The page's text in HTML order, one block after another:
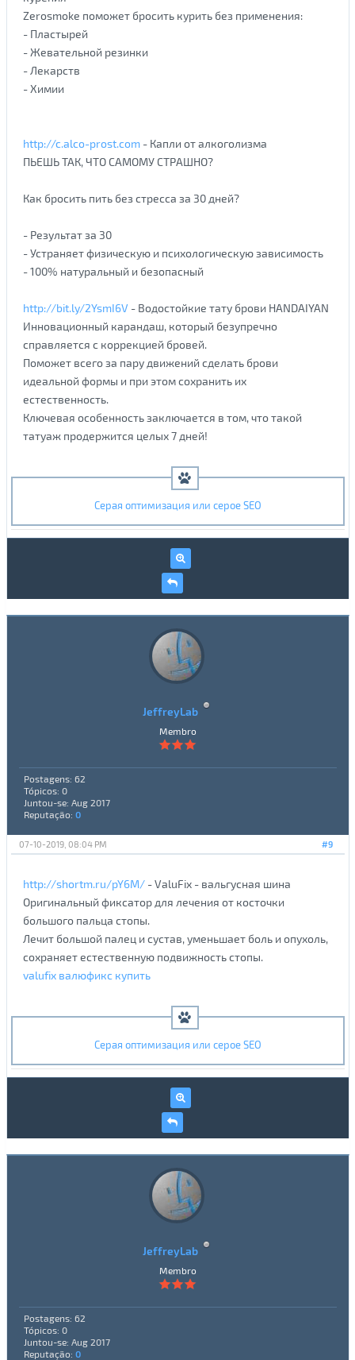
Zerosmoke поможет бросить курить без применения:
- Пластырей
- Жевательной резинки
- Лекарств
- Химии
http://c.alco-prost.com- Капли от алкоголизма
ПЬЕШЬ ТАК, ЧТО САМОМУ СТРАШНО?
Как бросить пить без стресса за 30 дней?
- Результат за 30
- Устраняет физическую и психологическую зависимость
- 100% натуральный и безопасный
http://bit.ly/2YsmI6V - Водостойкие тату брови HANDAIYAN
Инновационный карандаш, который безупречно
справляется с коррекцией бровей.
Поможет всего за пару движений сделать брови
идеальной формы и при этом сохранить их
естественность.
Ключевая особенность заключается в том, что такой
татуаж продержится целых 7 дней!
Серая оптимизация или серое SEO
JeffreyLab
Membro
Postagens: 62
Tópicos: 0
Juntou-se: Aug 2017
Reputação: 0
#9
07-10-2019, 08:04 PM
http://shortm.ru/pY6M/- ValuFix - вальгусная шина
Оригинальный фиксатор для лечения от косточки
большого пальца стопы.
Лечит большой палец и сустав, уменьшает боль и опухоль,
сохраняет естественную подвижность стопы.
valufix валюфикс купить
Серая оптимизация или серое SEO
JeffreyLab
Membro
Postagens: 62
Tópicos: 0
Juntou-se: Aug 2017
Reputação: 0